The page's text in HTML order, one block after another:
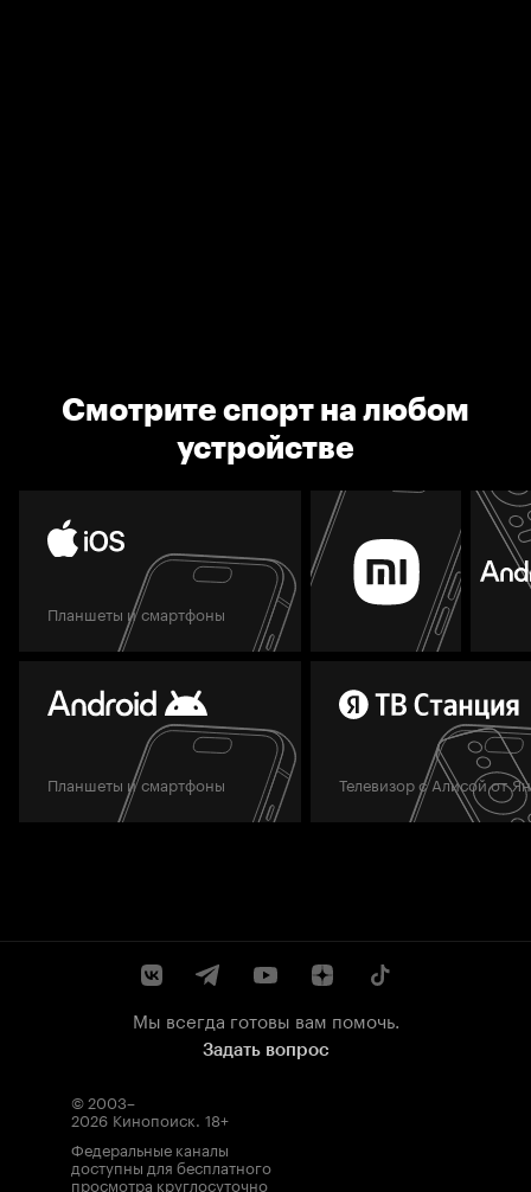
Смотрите спорт на любом
устройстве
Планшеты и смартфоны
Планшеты и смартфоны Телевизор с Алисой от
Мы всегда готовы вам помочь.
Задать вопрос
© 2003–
2026 Кинопоиск. 18+
Федеральные каналы
доступны для бесплатного
просмотра круглосуточно